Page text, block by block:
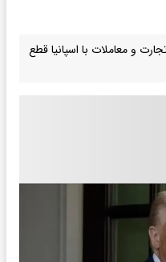
و معاملات با اسپانیا قطع